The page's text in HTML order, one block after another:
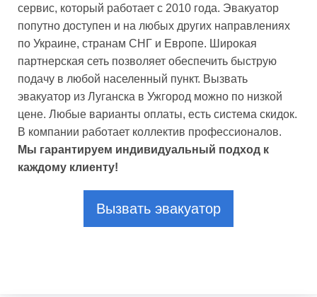
сервис, который работает с 2010 года. Эвакуатор
попутно доступен и на любых других направлениях
по Украине, странам СНГ и Европе. Широкая
партнерская сеть позволяет обеспечить быструю
подачу в любой населенный пункт. Вызвать
эвакуатор из Луганска в Ужгород можно по низкой
цене. Любые варианты оплаты, есть система скидок.
В компании работает коллектив профессионалов.
Мы гарантируем индивидуальный подход к
каждому клиенту!
Вызвать эвакуатор